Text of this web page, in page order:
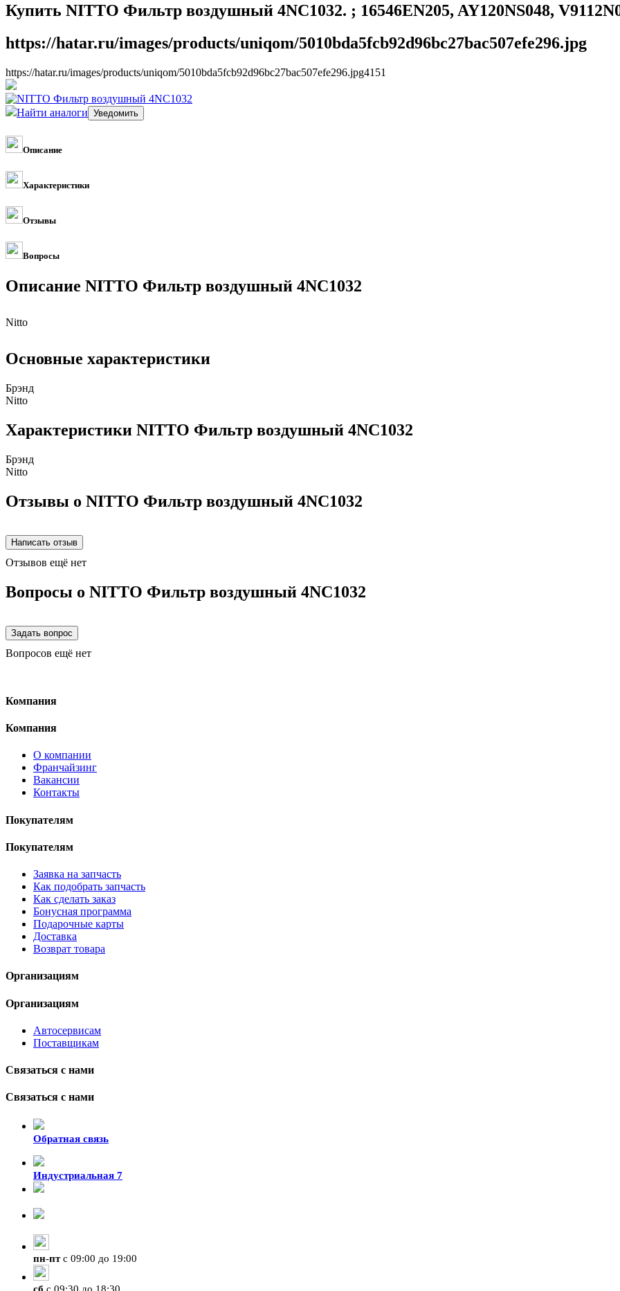
Купить NITTO Фильтр воздушный 4NC1032. ; 16546EN205, AY120NS048,
https://hatar.ru/images/products/uniqom/5010bda5fcb92d96bc27bac507efe296.jpg
https://hatar.ru/images/products/uniqom/5010bda5fcb92d96bc27bac507efe296.jpg41 51
Найти аналоги
Описание
Характеристики
Отзывы
Вопросы
Описание NITTO Фильтр воздушный 4NC1032
Nitto
Основные характеристики
Брэнд
Nitto
Характеристики NITTO Фильтр воздушный 4NC1032
Брэнд
Nitto
Отзывы о NITTO Фильтр воздушный 4NC1032
Отзывов ещё нет
Вопросы о NITTO Фильтр воздушный 4NC1032
Вопросов ещё нет
Компания
Компания
О компании
Франчайзинг
Вакансии
Контакты
Покупателям
Покупателям
Заявка на запчасть
Как подобрать запчасть
Как сделать заказ
Бонусная программа
Подарочные карты
Доставка
Возврат товара
Организациям
Организациям
Автосервисам
Поставщикам
Связаться с нами
Связаться с нами
Обратная связь
Индустриальная 7
пн-птс 09:00 до 19:00
сб с 09:30 до 18:30